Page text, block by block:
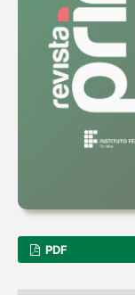
PDF